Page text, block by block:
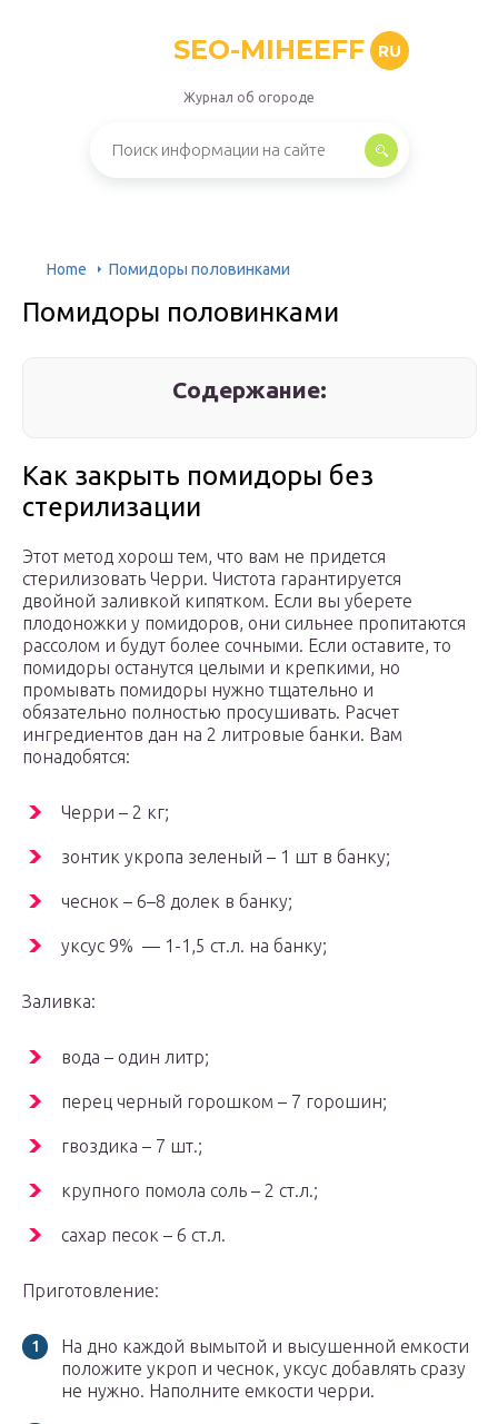
SEO-MIHEEFF RU
Журнал об огороде
Home Помидоры половинками
Помидоры половинками
Содержание:
Как закрыть помидоры без
стерилизации
Этот метод хорош тем, что вам не придется
стерилизовать Черри. Чистота гарантируется
двойной заливкой кипятком. Если вы уберете
плодоножки у помидоров, они сильнее пропитаются
рассолом и будут более сочными. Если оставите, то
помидоры останутся целыми и крепкими, но
промывать помидоры нужно тщательно и
обязательно полностью просушивать. Расчет
ингредиентов дан на 2 литровые банки. Вам
понадобятся:
Черри – 2 кг;
зонтик укропа зеленый – 1 шт в банку;
чеснок – 6–8 долек в банку;
уксус 9% — 1-1,5 ст.л. на банку;
Заливка:
вода – один литр;
перец черный горошком – 7 горошин;
гвоздика – 7 шт.;
крупного помола соль – 2 ст.л.;
сахар песок – 6 ст.л.
Приготовление:
На дно каждой вымытой и высушенной емкости
положите укроп и чеснок, уксус добавлять сразу
не нужно. Наполните емкости черри.